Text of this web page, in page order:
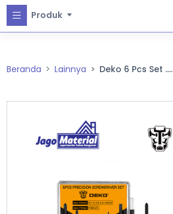
Produk
Beranda Lainnya Deko 6 Pcs Set ....